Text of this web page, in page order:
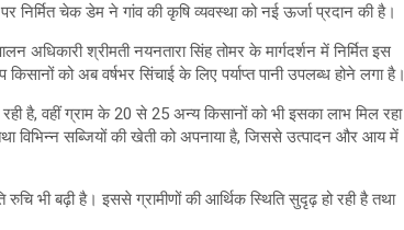
पर निर्मित चेक डेम ने गांव की कृषि व्यवस्था को नई ऊर्जा प्रदान की है।
अधिकारी श्रीमती नयनतारा सिंह तोमर के मार्गदर्शन में निर्मित इस
को अब वर्षभर सिंचाई के लिए पर्याप्त पानी उपलब्ध होने लगा है।
है, वहीं ग्राम के 20 से 25 अन्य किसानों को भी इसका लाभ मिल रहा
विभिन्न सब्जियों की खेती को अपनाया है, जिससे उत्पादन और आय में
भी बढ़ी है। इससे ग्रामीणों की आर्थिक स्थिति सुदृढ़ हो रही है तथा